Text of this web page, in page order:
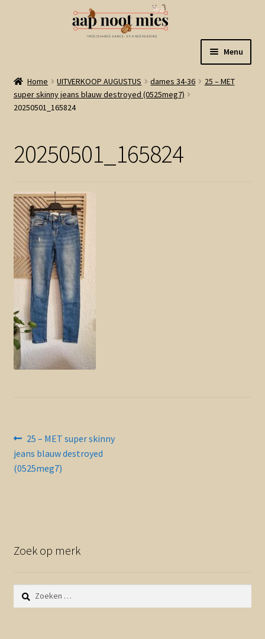
naar
navigatie
de
inhoud
Menu
Welkom
Gastenboek
Winkelmand
Linkjes
Contact en nieuwsbrief
Home UITVERKOOP AUGUSTUS dames 34-36
25 – MET
super skinny jeans blauw destroyed (0525meg7)
20250501_165824
20250501_165824
Bericht
navigatie
Vorig
bericht:
25 – MET super skinny
jeans blauw destroyed
(0525meg7)
Zoek op merk
Zoeken
naar: